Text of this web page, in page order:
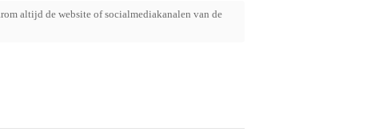
altijd de website of socialmediakanalen van de